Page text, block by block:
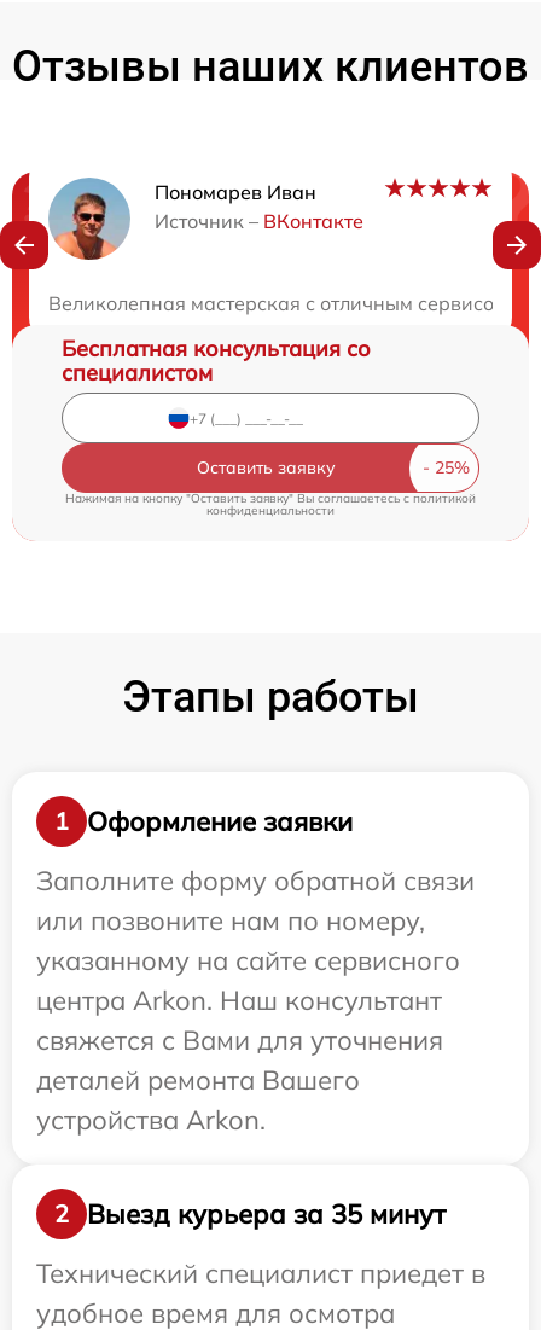
Отзывы наших клиентов
Пономарев Иван
Источник – ВКонтакте
Великолепная мастерская с отличным сервисом.
Нужна консультация?
Бесплатная консультация со
специалистом
Оставить заявку
Нажимая на кнопку "Оставить заявку" Вы соглашаетесь c политикой
конфиденциальности
Этапы работы
1
Оформление заявки
Заполните форму обратной связи
или позвоните нам по номеру,
указанному на сайте сервисного
центра Arkon. Наш консультант
свяжется с Вами для уточнения
деталей ремонта Вашего
устройства Arkon.
2
Выезд курьера за 35 минут
Технический специалист приедет в
удобное время для осмотра